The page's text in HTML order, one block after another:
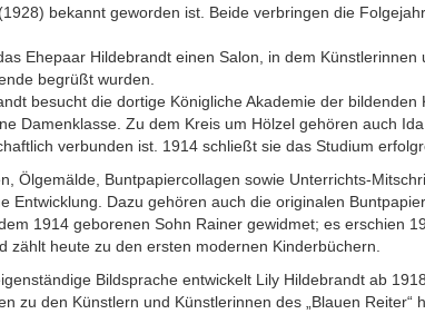
bekannt geworden ist. Beide verbringen die
Ehepaar Hildebrandt einen Salon, in dem
begrüßt wurden.
besucht die dortige Königliche Akademie der
Damenklasse. Zu dem Kreis um Hölzel gehören auch
verbunden ist. 1914 schließt sie das Studium
Ölgemälde, Buntpapiercollagen sowie Unterrichts-
Entwicklung. Dazu gehören auch die originalen
1914 geborenen Sohn Rainer gewidmet; es erschien
zählt heute zu den ersten modernen Kinderbüchern.
Bildsprache entwickelt Lily Hildebrandt ab
zu den Künstlern und Künstlerinnen des „Blauen